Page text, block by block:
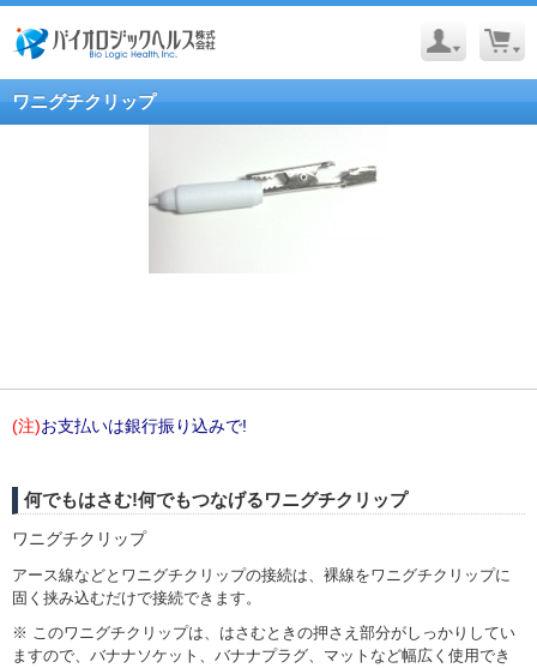
ワニグチクリップ
(注)お支払いは銀行振り込みで!
何でもはさむ!何でもつなげるワニグチクリップ
ワニグチクリップ
アース線などとワニグチクリップの接続は、裸線をワニグチクリップに
固く挟み込むだけで接続できます。
※ このワニグチクリップは、はさむときの押さえ部分がしっかりしてい
ますので、バナナソケット、バナナプラグ、マットなど幅広く使用でき